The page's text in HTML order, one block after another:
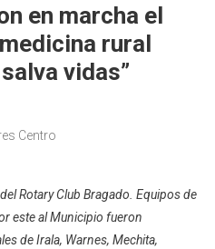
en marcha el
rural
vidas”
Centro
Rotary Club Bragado. Equipos de
este al Municipio fueron
de Irala, Warnes, Mechita,